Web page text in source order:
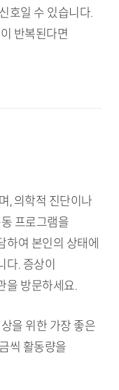
호일 수 있습니다.
반복된다면
, 의학적 진단이나
프로그램을
하여 본인의 상태에
. 증상이
을 방문하세요.
을 위한 가장 좋은
씩 활동량을